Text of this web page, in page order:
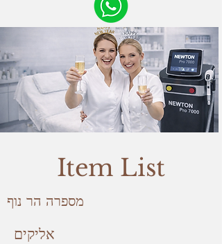
Item List
מספרה הר נוף
אליקים